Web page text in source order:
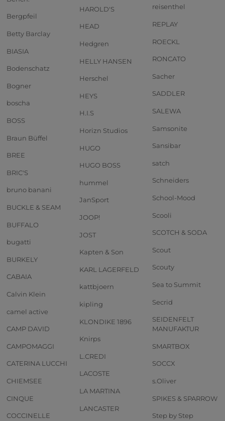
Bergpfeil
Betty Barclay
BIASIA
Bodenschatz
Bogner
boscha
BOSS
Braun Büffel
BREE
BRIC'S
bruno banani
BUCKLE & SEAM
BUFFALO
bugatti
BURKELY
CABAIA
Calvin Klein
camel active
CAMP DAVID
CAMPOMAGGI
CATERINA LUCCHI
CHIEMSEE
CINQUE
COCCINELLE
HAROLD'S
HEAD
Hedgren
HELLY HANSEN
Herschel
HEYS
H.I.S
Horizn Studios
HUGO
HUGO BOSS
hummel
JanSport
JOOP!
JOST
Kapten & Son
KARL LAGERFELD
kattbjoern
kipling
KLONDIKE 1896
Knirps
L.CREDI
LACOSTE
LA MARTINA
LANCASTER
reisenthel
REPLAY
ROECKL
RONCATO
Sacher
SADDLER
SALEWA
Samsonite
Sansibar
satch
Schneiders
School-Mood
Scooli
SCOTCH & SODA
Scout
Scouty
Sea to Summit
Secrid
SEIDENFELT
MANUFAKTUR
SMARTBOX
SOCCX
s.Oliver
SPIKES & SPARROW
Step by Step